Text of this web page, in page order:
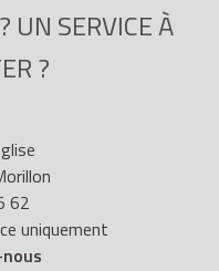
UN SERVICE À
?
62
uniquement